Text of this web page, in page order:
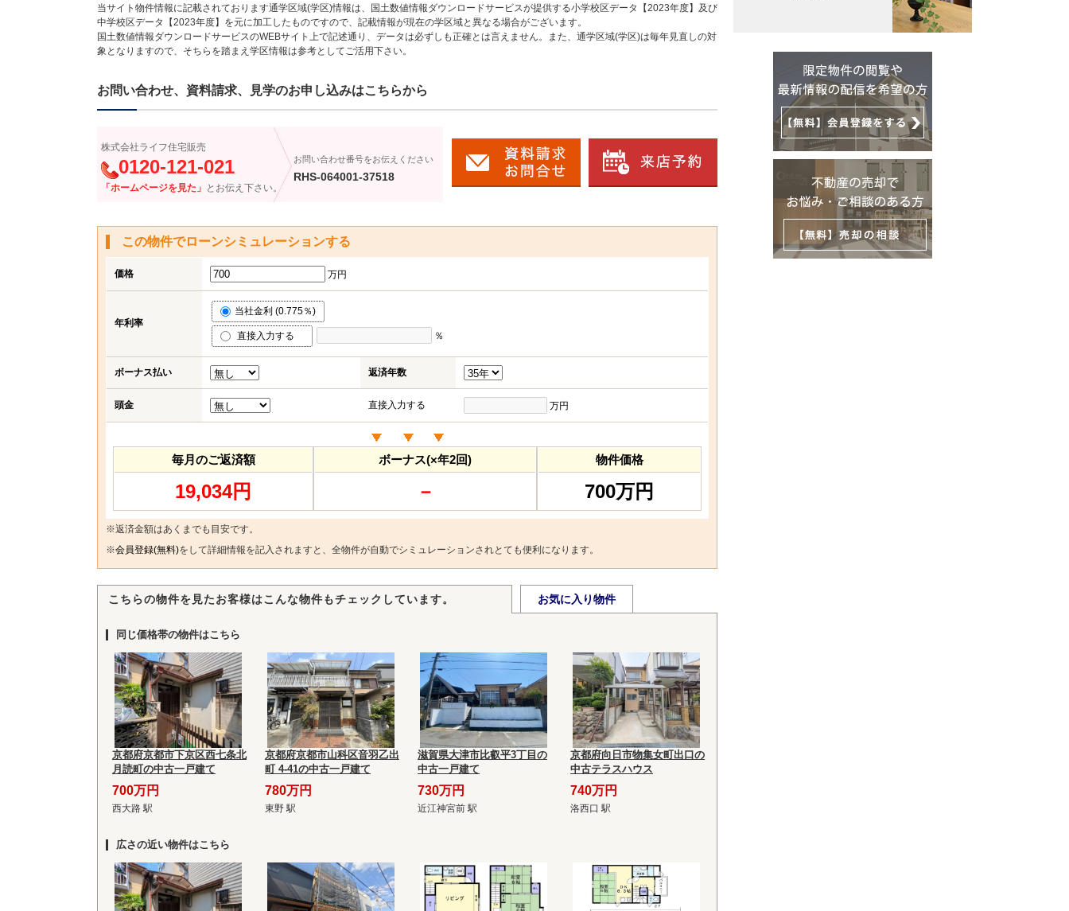
当サイト物件情報に記載されております通学区域(学区)情報は、国土数値情報ダウンロードサービスが提供する小学校区データ【2023年度】及び
中学校区データ【2023年度】を元に加工したものですので、記載情報が現在の学区域と異なる場合がございます。
国土数値情報ダウンロードサービスのWEBサイト上で記述通り、データは必ずしも正確とは言えません。また、通学区域(学区)は毎年見直しの対
象となりますので、そちらを踏まえ学区情報は参考としてご活用下さい。
お問い合わせ、資料請求、見学のお申し込みはこちらから
株式会社ライフ住宅販売
0120-121-021
「ホームページを見た」 とお伝え下さい。
お問い合わせ番号をお伝えください
RHS-064001-37518
この物件でローンシミュレーションする
価格 万円
年利率
当社金利 (0.775％)
直接入力する ％
ボーナス払い 返済年数
頭金 直接入力する 万円
毎月のご返済額
19,034円
ボーナス(×年2回)
－
物件価格
700万円
※返済金額はあくまでも目安です。
※会員登録(無料)をして詳細情報を記入されますと、全物件が自動でシミュレーションされとても便利になります。
こちらの物件を見たお客様はこんな物件もチェックしています。 お気に入り物件
同じ価格帯の物件はこちら
京都府京都市下京区西七条北
月読町の中古一戸建て
700万円
西大路 駅
京都府京都市山科区音羽乙出
町 4-41の中古一戸建て
780万円
東野 駅
滋賀県大津市比叡平3丁目の
中古一戸建て
730万円
近江神宮前 駅
京都府向日市物集女町出口の
中古テラスハウス
740万円
洛西口 駅
広さの近い物件はこちら